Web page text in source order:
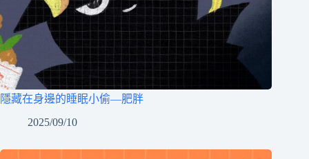
隱藏在身邊的睡眠小偷—肥胖
2025/09/10